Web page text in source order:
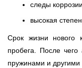
следы
высокая
Срок жизни нового
пробега. После чего
пружинами и